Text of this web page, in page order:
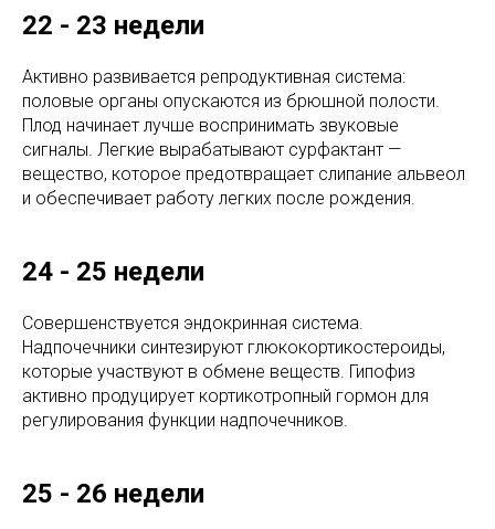
22 - 23 недели
Активно развивается репродуктивная система:
половые органы опускаются из брюшной полости.
Плод начинает лучше воспринимать звуковые
сигналы. Легкие вырабатывают сурфактант —
вещество, которое предотвращает слипание альвеол
и обеспечивает работу легких после рождения.
24 - 25 недели
Совершенствуется эндокринная система.
Надпочечники синтезируют глюкокортикостероиды,
которые участвуют в обмене веществ. Гипофиз
активно продуцирует кортикотропный гормон для
регулирования функции надпочечников.
25 - 26 недели